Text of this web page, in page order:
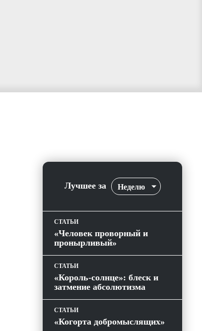
Лучшее за Неделю
СТАТЬИ
«Человек проворный и
пронырливый»
СТАТЬИ
«Король-солнце»: блеск и
затмение абсолютизма
СТАТЬИ
«Когорта добромыслящих»